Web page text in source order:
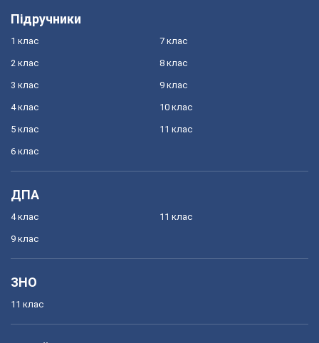
Підручники
1 клас
2 клас
3 клас
4 клас
5 клас
6 клас
7 клас
8 клас
9 клас
10 клас
11 клас
ДПА
4 клас
9 клас
11 клас
ЗНО
11 клас